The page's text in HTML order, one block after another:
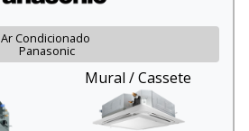
Ar Condicionado
Panasonic
Mural / Cassete